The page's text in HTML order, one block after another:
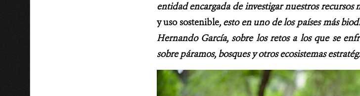
entidad encargada de investigar nuestros
y uso sostenible, esto en uno de los países más
Hernando García, sobre los retos a los que se
sobre páramos, bosques y otros ecosistemas